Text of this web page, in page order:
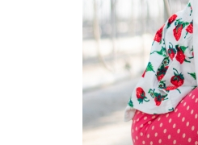
スポ
ット
の検
索は
こち
らか
ら